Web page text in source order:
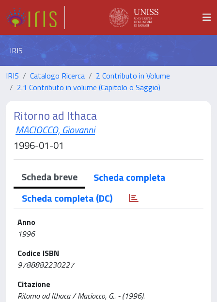
IRIS
IRIS Catalogo Ricerca
2 Contributo in Volume
2.1 Contributo in volume (Capitolo o Saggio)
Ritorno ad Ithaca
MACIOCCO, Giovanni
1996-01-01
Scheda breve
Scheda completa
Scheda completa (DC)
Anno
1996
Codice ISBN
9788882230227
Citazione
Ritorno ad Ithaca / Maciocco, G.. - (1996).